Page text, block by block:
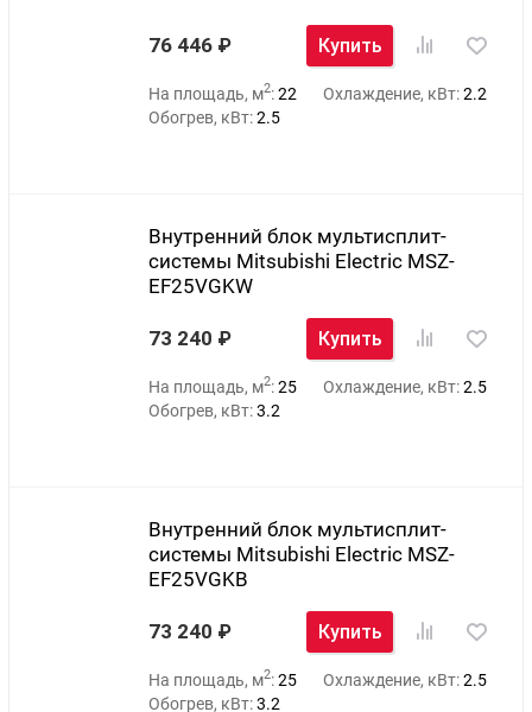
76 446 Купить
На площадь, м2:22 Охлаждение, кВт:2.2
Обогрев, кВт:2.5
Внутренний блок мультисплит-
системы Mitsubishi Electric MSZ-
EF25VGKW
73 240 Купить
На площадь, м2:25 Охлаждение, кВт:2.5
Обогрев, кВт:3.2
Внутренний блок мультисплит-
системы Mitsubishi Electric MSZ-
EF25VGKB
73 240 Купить
На площадь, м2:25 Охлаждение, кВт:2.5
Обогрев, кВт:3.2